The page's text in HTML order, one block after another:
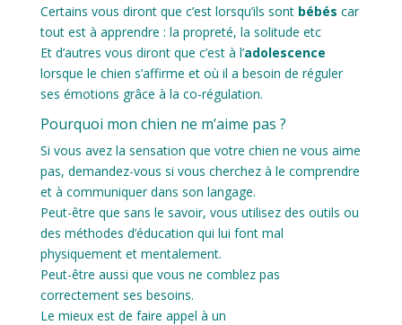
Certains vous diront que c’est lorsqu’ils sont bébés car
tout est à apprendre : la propreté, la solitude etc
Et d’autres vous diront que c’est à l’adolescence
lorsque le chien s’affirme et où il a besoin de réguler
ses émotions grâce à la co-régulation.
Pourquoi mon chien ne m’aime pas ?
Si vous avez la sensation que votre chien ne vous aime
pas, demandez-vous si vous cherchez à le comprendre
et à communiquer dans son langage.
Peut-être que sans le savoir, vous utilisez des outils ou
des méthodes d’éducation qui lui font mal
physiquement et mentalement.
Peut-être aussi que vous ne comblez pas
correctement ses besoins.
Le mieux est de faire appel à un